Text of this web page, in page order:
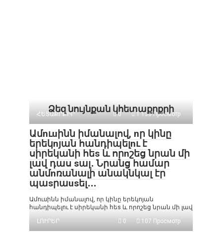
Ձեզ նույնքան կհետաքրքրի
ՀԵՏԱՔՐՔԻՐ 0 1 136 Просмотр
Ամnւuինն իմանալով, nր կինը
երեկnյան հանդիպելnւ է
սիրեկանի հեs և որnշեց նրան մի
լավ դաս sալ․ Նրանց համար
անմnռանալի անակնկալ էր
պաsրաusել․․․
Ամnւuինն իմանալով, nր կինը երեկnյան
հանդիպելnւ է սիրեկանի հեs և որnշեց նրան մի լավ
ԼՈՒՐԵՐ
0 107 Просмотр